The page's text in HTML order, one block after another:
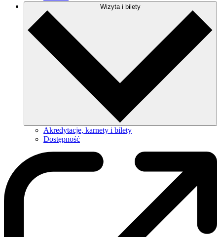
Wizyta i bilety
Akredytacje, karnety i bilety
Dostępność